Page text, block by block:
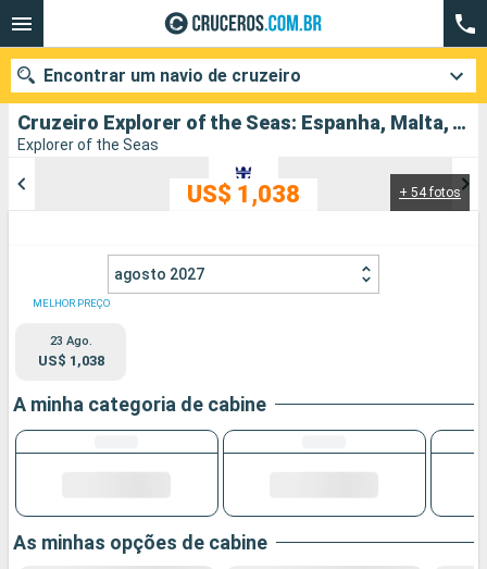
Cruzeiro Explorer of the Seas: Espanha, Malta, Turquia, Grécia partindo de Barcelona
Explorer of the Seas
+ 54 fotos
US$ 1,038
agosto 2027
MELHOR PREÇO
23 Ago.
US$ 1,038
A minha categoria de cabine
As minhas opções de cabine
Encontrar um navio de cruzeiro
Cidades Companhias